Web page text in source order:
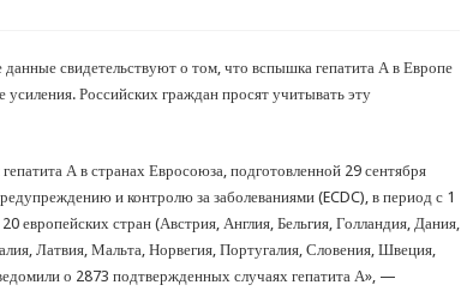
проект «Предпринимательские классы 2.0»
форум «Регион 93»
свидетельствуют о том, что вспышка гепатита А в Европе
Российских граждан просят учитывать эту
А в странах Евросоюза, подготовленной 29 сентября
и контролю за заболеваниями (ECDC), в период с 1
европейских стран (Австрия, Англия, Бельгия, Голландия, Дания,
Латвия, Мальта, Норвегия, Португалия, Словения, Швеция,
о 2873 подтвержденных случаях гепатита А», —